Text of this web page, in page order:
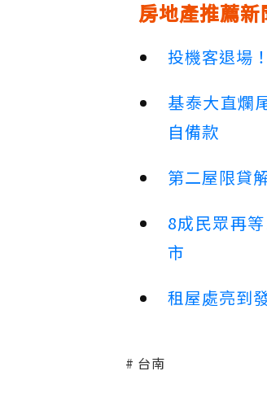
房地產推薦新
投機客退場
基泰大直爛
自備款
第二屋限貸
8成民眾再
市
租屋處亮到
台南